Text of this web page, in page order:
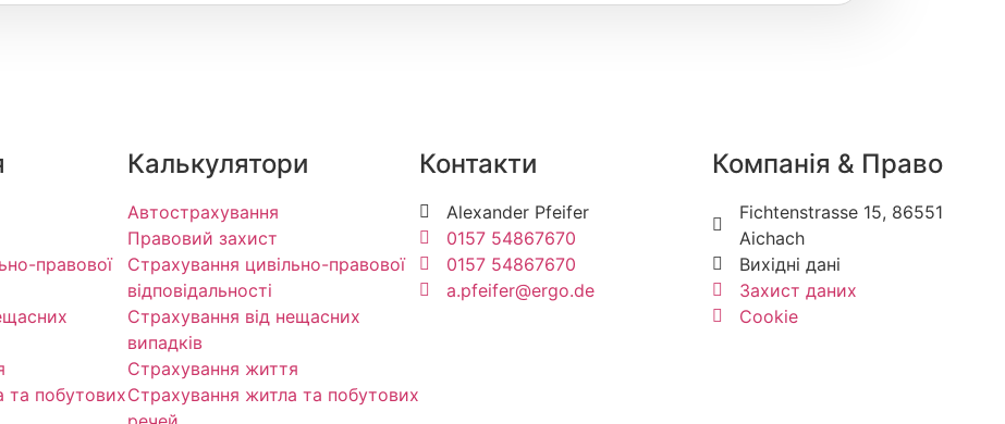
правової
та побутових
Калькулятори
Автострахування
Правовий захист
Страхування цивільно-правової
відповідальності
Страхування від нещасних
випадків
Страхування життя
Страхування житла та побутових
Контакти
Alexander Pfeifer
0157 54867670
0157 54867670
a.pfeifer@ergo.de
Компанія & Право
Fichtenstrasse 15, 86551
Aichach
Вихідні дані
Захист даних
Cookie